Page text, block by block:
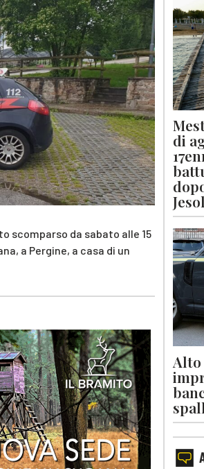
scomparso da sabato alle 15
a Pergine, a casa di un
di
Alto